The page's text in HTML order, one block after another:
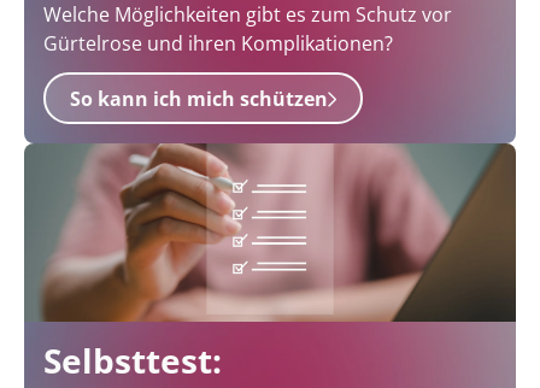
Welche Möglichkeiten gibt es zum Schutz vor
Gürtelrose und ihren Komplikationen?
So kann ich mich schützen
Selbsttest: